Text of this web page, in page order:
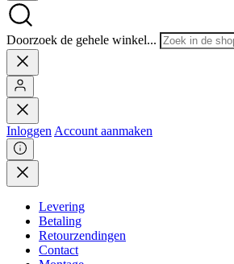
Doorzoek de gehele winkel...
Inloggen Account aanmaken
Levering
Betaling
Retourzendingen
Contact